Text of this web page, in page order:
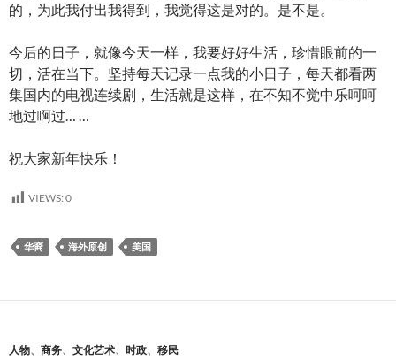
的，为此我付出我得到，我觉得这是对的。是不是。
今后的日子，就像今天一样，我要好好生活，珍惜眼前的一
切，活在当下。坚持每天记录一点我的小日子，每天都看两
集国内的电视连续剧，生活就是这样，在不知不觉中乐呵呵
地过啊过… …
祝大家新年快乐！
VIEWS: 0
华裔 海外原创 美国
人物、 商务、 文化艺术、 时政、 移民